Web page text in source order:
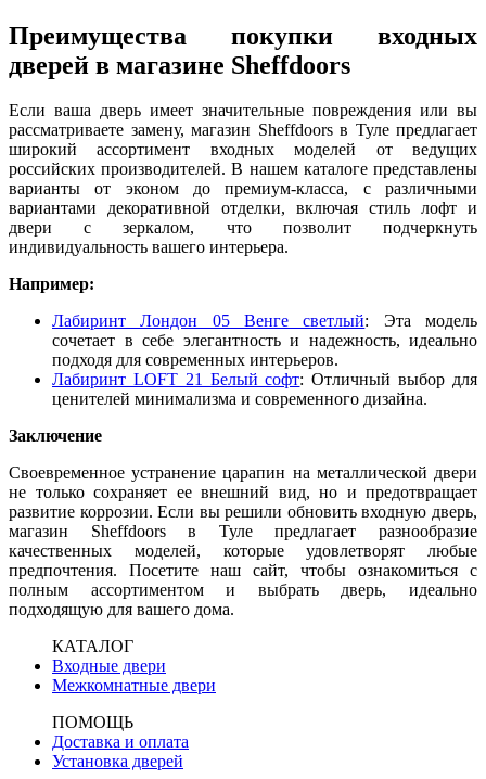
Преимущества покупки входных
дверей в магазине Sheffdoors
Если ваша дверь имеет значительные повреждения или вы
рассматриваете замену, магазин Sheffdoors в Туле предлагает
широкий ассортимент входных моделей от ведущих
российских производителей. В нашем каталоге представлены
варианты от эконом до премиум-класса, с различными
вариантами декоративной отделки, включая стиль лофт и
двери с зеркалом, что позволит подчеркнуть
индивидуальность вашего интерьера.
Например:
Лабиринт Лондон 05 Венге светлый: Эта модель
сочетает в себе элегантность и надежность, идеально
подходя для современных интерьеров.
Лабиринт LOFT 21 Белый софт: Отличный выбор для
ценителей минимализма и современного дизайна.
Заключение
Своевременное устранение царапин на металлической двери
не только сохраняет ее внешний вид, но и предотвращает
развитие коррозии. Если вы решили обновить входную дверь,
магазин Sheffdoors в Туле предлагает разнообразие
качественных моделей, которые удовлетворят любые
предпочтения. Посетите наш сайт, чтобы ознакомиться с
полным ассортиментом и выбрать дверь, идеально
подходящую для вашего дома.
КАТАЛОГ
Входные двери
Межкомнатные двери
ПОМОЩЬ
Доставка и оплата
Установка дверей